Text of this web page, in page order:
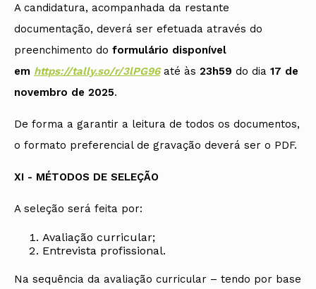
A candidatura, acompanhada da restante
documentação, deverá ser efetuada através do
preenchimento do formulário disponível
em https://tally.so/r/3lPG96até às 23h59 do dia 17 de
novembro de 2025.
De forma a garantir a leitura de todos os documentos,
o formato preferencial de gravação deverá ser o PDF.
XI - MÉTODOS DE SELEÇÃO
A seleção será feita por:
Avaliação curricular;
Entrevista profissional.
Na sequência da avaliação curricular – tendo por base